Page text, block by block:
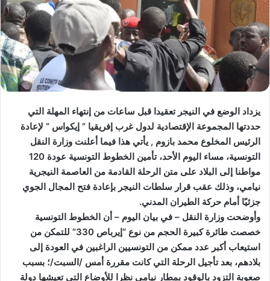
يزداد الوضع في النيجر تعقيدا قبل ساعات من إنتهاء المهلة التي
حددتها المجموعة الإقتصادية لدول غرب إفريقيا ” إيكواس ” لإعادة
الرئيس المخلوع محمد بازوم , يأتي هذا فيما أعلنت وزارة النقل
التونسية، مساء اليوم الأحد، تأمين الخطوط التونسية عودة 120
مواطنا إلى البلاد على متن الرحلة القادمة من العاصمة النيجرية
نيامي، وذلك عقب قرار سلطات النيجر بإعادة فتح المجال الجوي
جزئيًا أمام حركة الطيران المدني.
وأوضحت وزارة النقل – في بيان اليوم – أن الخطوط التونسية
خصصت طائرة كبيرة الحجم من نوع “إيرباص 330” للتمكن من
استيعاب أكبر عدد ممكن من التونسيين الراغبين في العودة إلى
بلادهم، بعد تأجيل الرحلة التي كانت مقررة أمس /السبت/؛ بسبب
صعوبة التزود بالوقود بمطار نيامي نظرا للأوضاع التي تعيشها دولة